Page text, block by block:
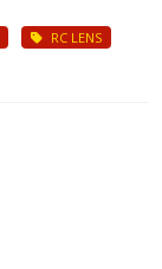
RC LENS